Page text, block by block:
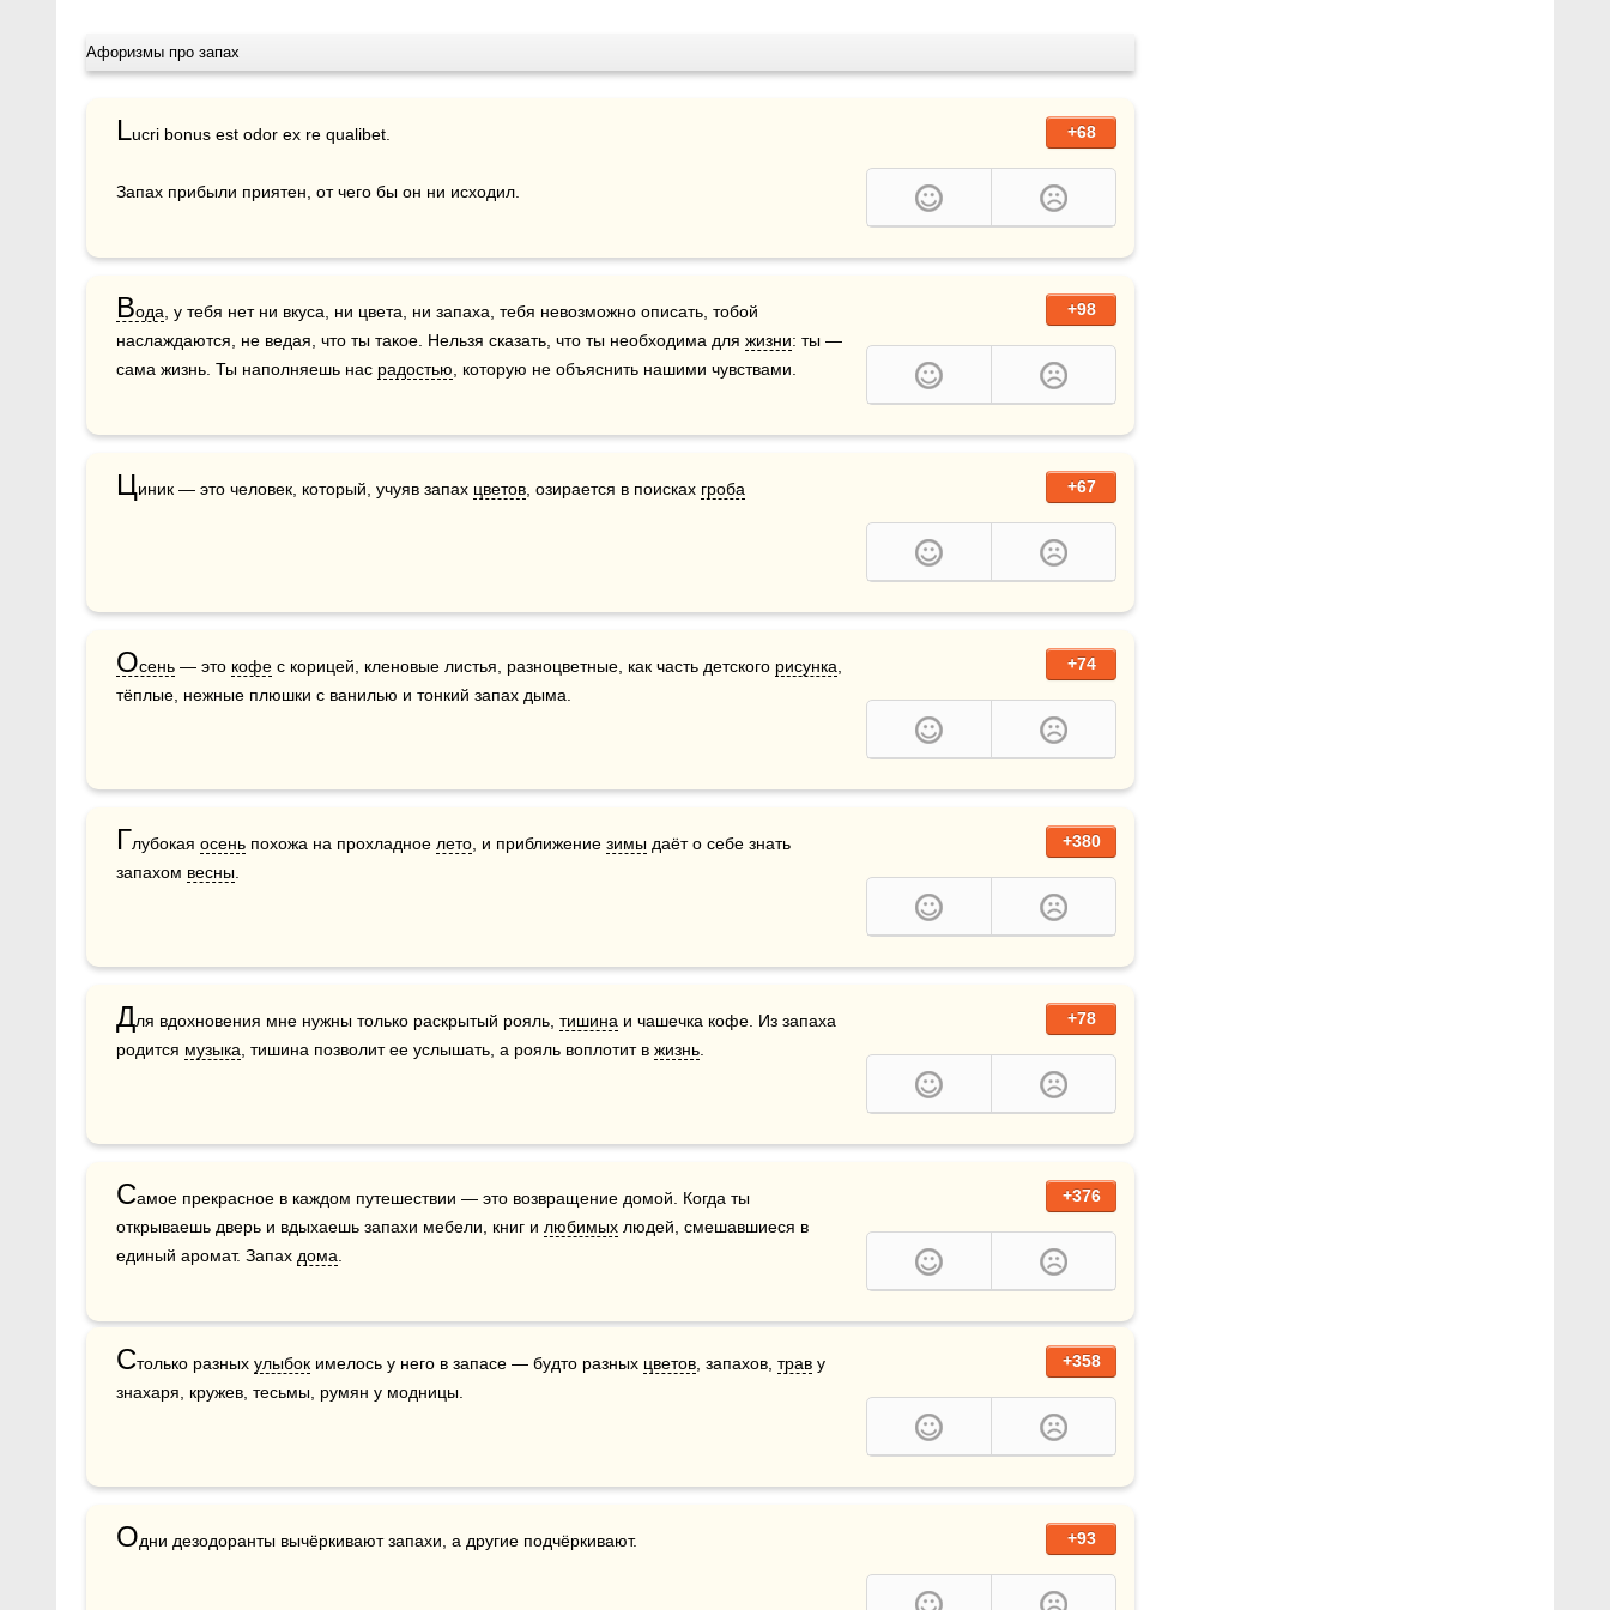
Афоризмы про запах
+68
Lucri bonus est odor ex re qualibet.
Запах прибыли приятен, от чего бы он ни исходил.
+98
Вода , у тебя нет ни вкуса, ни цвета, ни запаха, тебя невозможно описать, тобой
наслаждаются, не ведая, что ты такое. Нельзя сказать, что ты необходима для жизни: ты —
сама жизнь. Ты наполняешь нас радостью , которую не объяснить нашими чувствами.
+67
Циник — это человек, который, учуяв запах цветов , озирается в поисках гроба
+74
Осень — это кофе с корицей, кленовые листья, разноцветные, как часть детского рисунка
тёплые, нежные плюшки с ванилью и тонкий запах дыма.
+380
Глубокая осень похожа на прохладное лето , и приближение зимы даёт о себе знать
запахом весны
+78
Для вдохновения мне нужны только раскрытый рояль, тишина и чашечка кофе. Из запаха
родится музыка , тишина позволит ее услышать, а рояль воплотит в жизнь
+376
Самое прекрасное в каждом путешествии — это возвращение домой. Когда ты
открываешь дверь и вдыхаешь запахи мебели, книг и любимых людей, смешавшиеся в
единый аромат. Запах дома
+358
Столько разных улыбок имелось у него в запасе — будто разных цветов , запахов, трав у
знахаря, кружев, тесьмы, румян у модницы.
+93
Одни дезодоранты вычёркивают запахи, а другие подчёркивают.